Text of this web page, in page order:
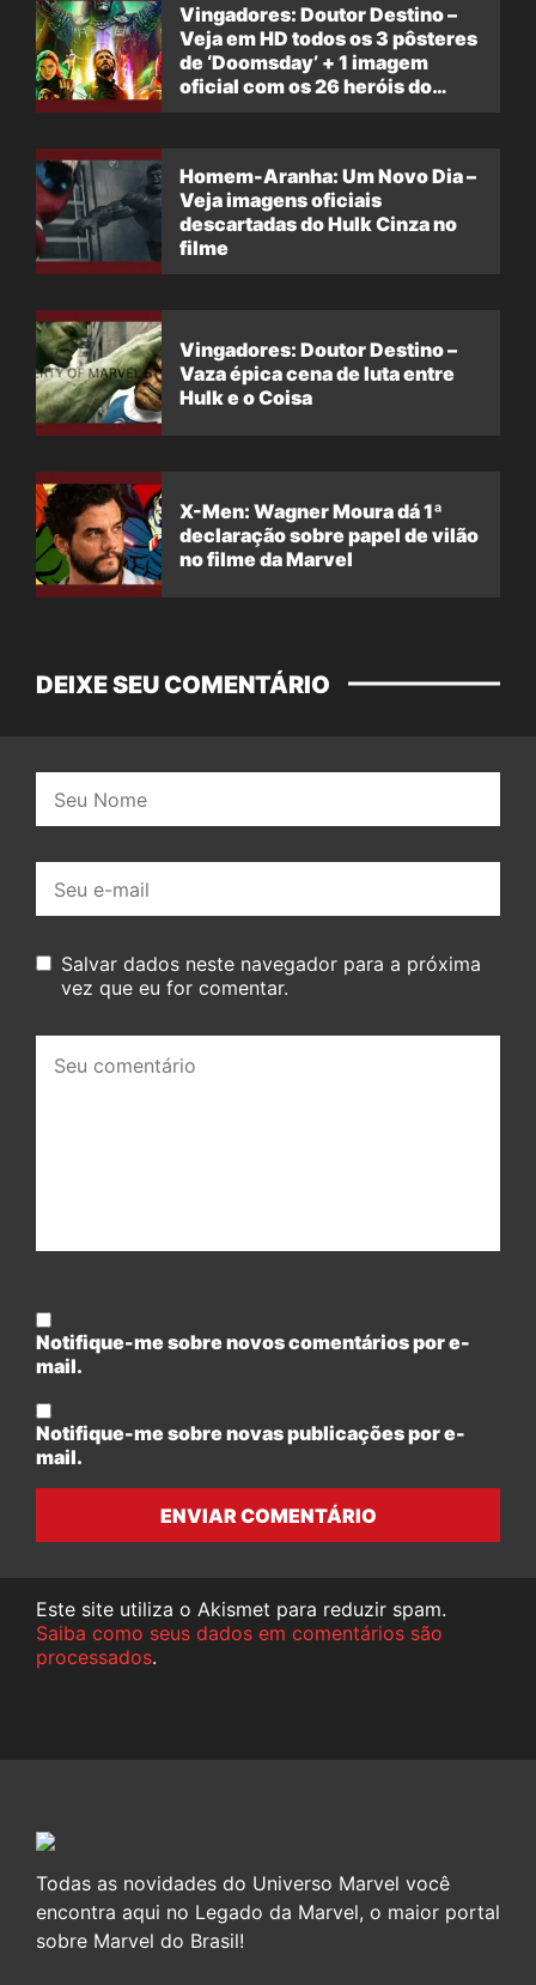
Vingadores: Doutor Destino –
Veja em HD todos os 3 pôsteres
de ‘Doomsday’ + 1 imagem
oficial com os 26 heróis do
Homem-Aranha: Um Novo Dia –
Veja imagens oficiais
descartadas do Hulk Cinza no
filme
Vingadores: Doutor Destino –
Vaza épica cena de luta entre
Hulk e o Coisa
X-Men: Wagner Moura dá 1ª
declaração sobre papel de vilão
no filme da Marvel
DEIXE SEU COMENTÁRIO
mail:
Salvar dados neste navegador para a próxima
vez que eu for comentar.
comentário:
Notifique-me sobre novos comentários por e-
mail.
Notifique-me sobre novas publicações por e-
mail.
ENVIAR COMENTÁRIO
Este site utiliza o Akismet para reduzir spam.
Saiba como seus dados em comentários são
processados.
Todas as novidades do Universo Marvel você
encontra aqui no Legado da Marvel, o maior portal
sobre Marvel do Brasil!